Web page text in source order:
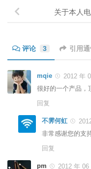
关于本人
评论 3 引用
mqie
2012 年
很好的一个产品，
回复
不霁何虹
非常感谢您的支
回复
pm 2012 年